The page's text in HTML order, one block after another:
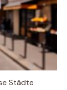
Städte